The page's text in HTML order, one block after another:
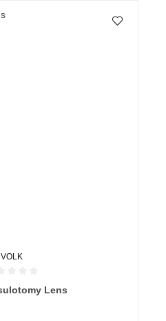
VOLK
von 0 von 5 Sternen
Lens